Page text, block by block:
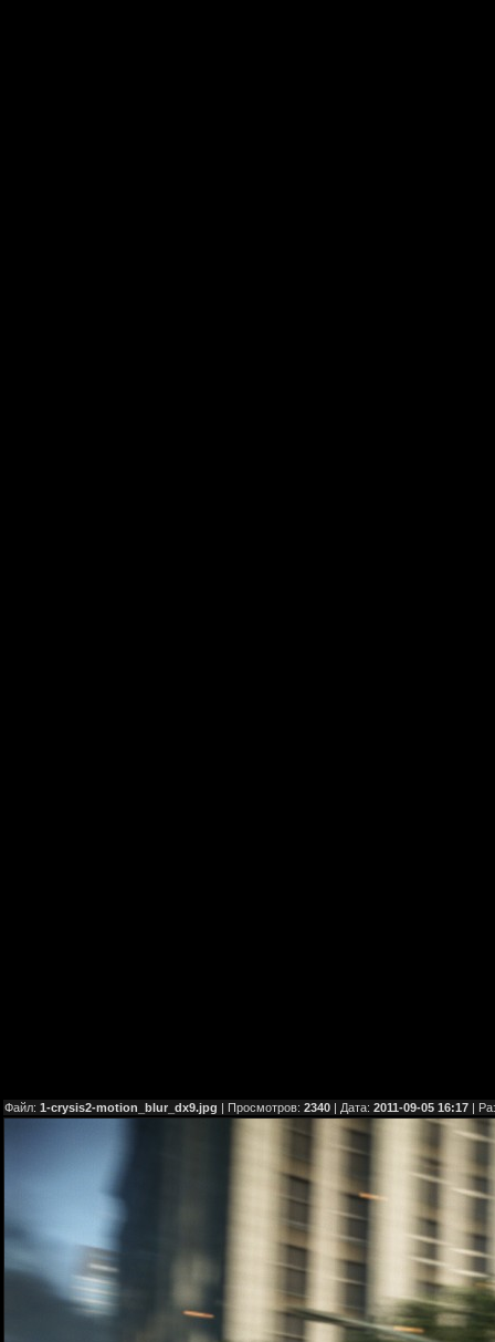
Файл: 1-crysis2-motion_blur_dx9.jpg | Просмотров: 2340 | Дата: 2011-09-05 16:17 |